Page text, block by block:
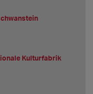
Kulturfabrik